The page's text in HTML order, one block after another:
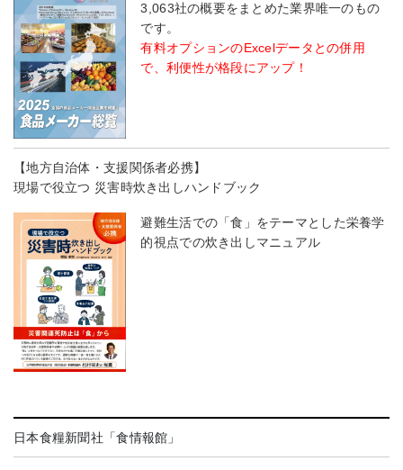
3,063社の概要をまとめた業界唯一のもの
です。
有料オプションのExcelデータとの併用
で、利便性が格段にアップ！
【地方自治体・支援関係者必携】
現場で役立つ 災害時炊き出しハンドブック
避難生活での「食」をテーマとした栄養学
的視点での炊き出しマニュアル
日本食糧新聞社「食情報館」